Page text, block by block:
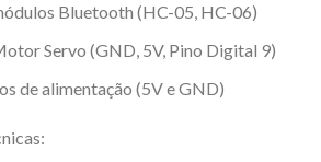
Bluetooth (HC-05, HC-06)
Servo (GND, 5V, Pino Digital 9)
de alimentação (5V e GND)